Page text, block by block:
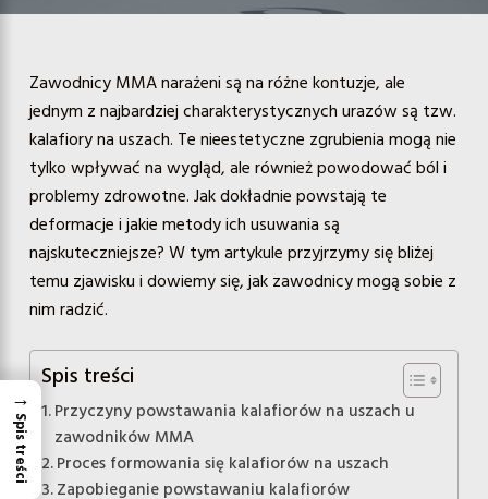
Zawodnicy MMA narażeni są na różne kontuzje, ale
jednym z najbardziej charakterystycznych urazów są tzw.
kalafiory na uszach. Te nieestetyczne zgrubienia mogą nie
tylko wpływać na wygląd, ale również powodować ból i
problemy zdrowotne. Jak dokładnie powstają te
deformacje i jakie metody ich usuwania są
najskuteczniejsze? W tym artykule przyjrzymy się bliżej
temu zjawisku i dowiemy się, jak zawodnicy mogą sobie z
nim radzić.
Spis treści
Przyczyny powstawania kalafiorów na uszach u
zawodników MMA
Proces formowania się kalafiorów na uszach
Zapobieganie powstawaniu kalafiorów
→
Spis treści